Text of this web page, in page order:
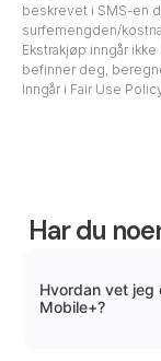
beskrevet i SMS-en
surfemengden/
Ekstrakjøp inngår
befinner deg,
Inngår i Fair Use
Har du
Hvordan vet jeg
Mobile+?